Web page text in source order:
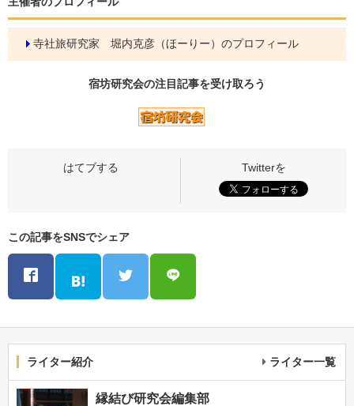
寺社旅研究家 堀内克彦（ほーりー）のプロフィール
宿坊研究会の注目記事を受け取ろう
この記事をSNSでシェア
ライター紹介 ライター一覧
縁結び研究会編集部